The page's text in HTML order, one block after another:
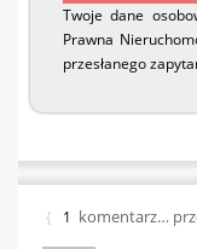
Twoje dane
Prawna
przesłanego
{ 1 komentarz…